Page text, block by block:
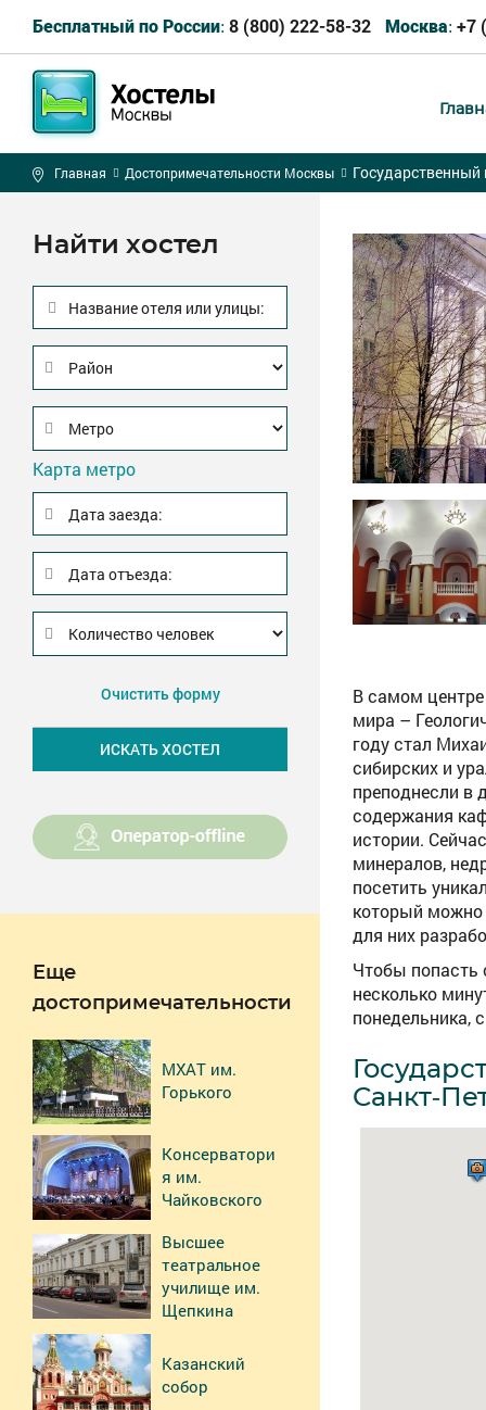
Бесплатный по России: 8 (800) 222-58-32 Москва: +7
Главная Достопримечательности Москвы Государственный
Найти хостел
Название отеля или улицы:
Карта метро
Дата заезда:
Дата отъезда:
Очистить форму
Еще
достопримечательности
МХАТ им.
Горького
Консерватори
я им.
Чайковского
Высшее
театральное
училище им.
Щепкина
Казанский
собор
В самом центре
мира –
году стал
сибирских и
преподнесли в
содержания
истории.
минералов,
посетить
который можно
для них
Чтобы попасть
несколько
понедельника,
Санкт-